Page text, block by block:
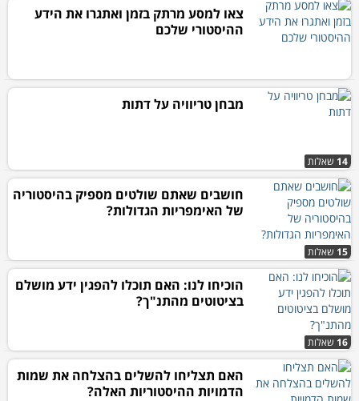
צאו למסע מרתק בזמן ואתגרו את הידע
ההיסטורי שלכם
14 שאלות
מבחן טריוויה על דתות
15 שאלות
חושבים שאתם שולטים מספיק בהיסטוריה
של האימפריות הגדולות?
16 שאלות
הוכיחו לנו: האם תוכלו להפגין ידע מושלם
בציטוטים מהתנ"ך?
האם תצליחו להשלים בהצלחה את שמות
הדמויות ההיסטוריות האלה?